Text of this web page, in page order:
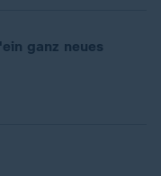
ganz neues